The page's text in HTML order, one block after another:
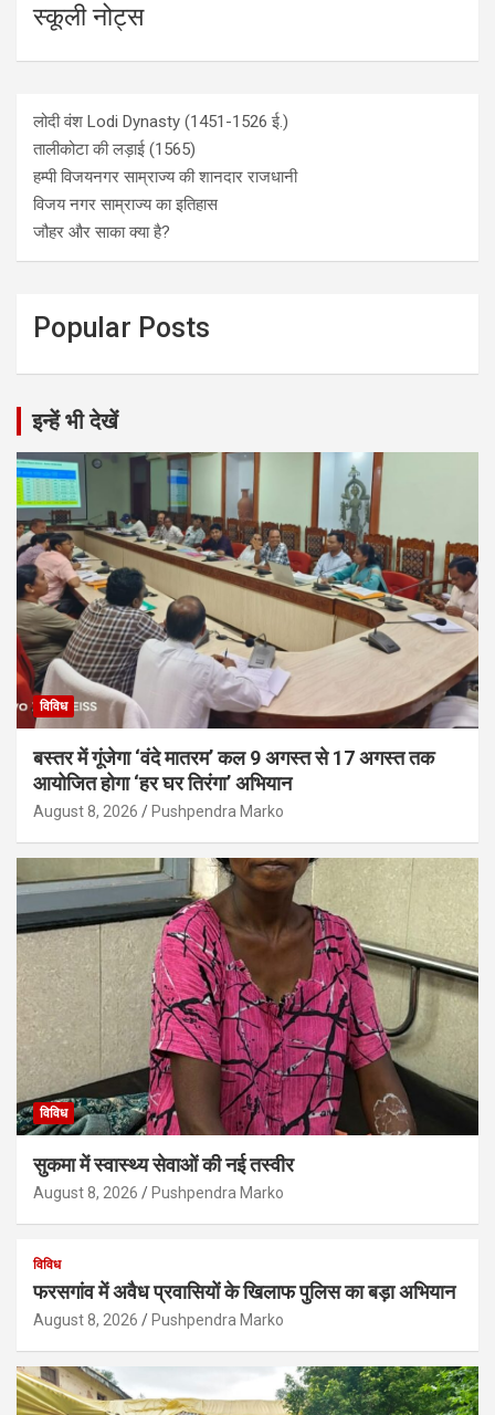
स्कूली नोट्स
लोदी वंश Lodi Dynasty (1451-1526 ई.)
तालीकोटा की लड़ाई (1565)
हम्पी विजयनगर साम्राज्य की शानदार राजधानी
विजय नगर साम्राज्य का इतिहास
जौहर और साका क्या है?
Popular Posts
इन्हें भी देखें
विविध
बस्तर में गूंजेगा ‘वंदे मातरम’ कल 9 अगस्त से 17 अगस्त तक
आयोजित होगा ‘हर घर तिरंगा’ अभियान
August 8, 2026 Pushpendra Marko
विविध
सुकमा में स्वास्थ्य सेवाओं की नई तस्वीर
August 8, 2026 Pushpendra Marko
विविध
फरसगांव में अवैध प्रवासियों के खिलाफ पुलिस का बड़ा अभियान
August 8, 2026 Pushpendra Marko